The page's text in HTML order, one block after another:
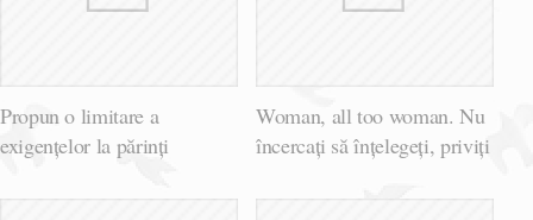
Propun o limitare a
exigențelor la părinți
Woman, all too woman. Nu
încercați să înțelegeți, priviți